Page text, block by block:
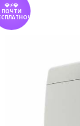
💎⚡💎
ПОЧТИ